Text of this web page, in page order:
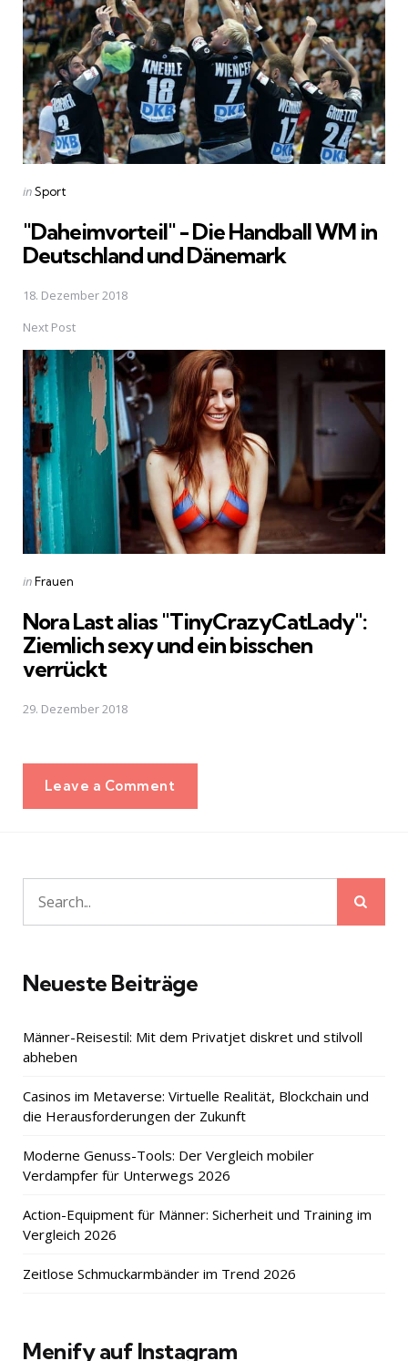
Posted
inSport
"Daheimvorteil" - Die Handball WM in
Deutschland und Dänemark
18. Dezember 2018
Next Post
Posted
inFrauen
Nora Last alias "TinyCrazyCatLady":
Ziemlich sexy und ein bisschen
verrückt
29. Dezember 2018
Leave a Comment
Search
for:
Neueste Beiträge
Männer-Reisestil: Mit dem Privatjet diskret und stilvoll
abheben
Casinos im Metaverse: Virtuelle Realität, Blockchain und
die Herausforderungen der Zukunft
Moderne Genuss-Tools: Der Vergleich mobiler
Verdampfer für Unterwegs 2026
Action-Equipment für Männer: Sicherheit und Training im
Vergleich 2026
Zeitlose Schmuckarmbänder im Trend 2026
Menify auf Instagram